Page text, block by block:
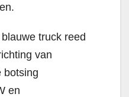
truck reed
van
botsing
en